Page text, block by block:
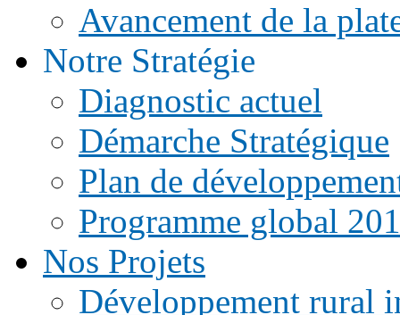
Avancement de la
Notre Stratégie
Diagnostic actuel
Démarche Stratégique
Plan de
Programme global
Nos Projets
Développement rural